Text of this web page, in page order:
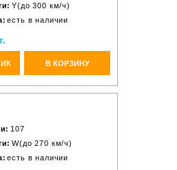
Y(до 300 км/ч)
есть в наличии
В КОРЗИНУ
107
W(до 270 км/ч)
есть в наличии